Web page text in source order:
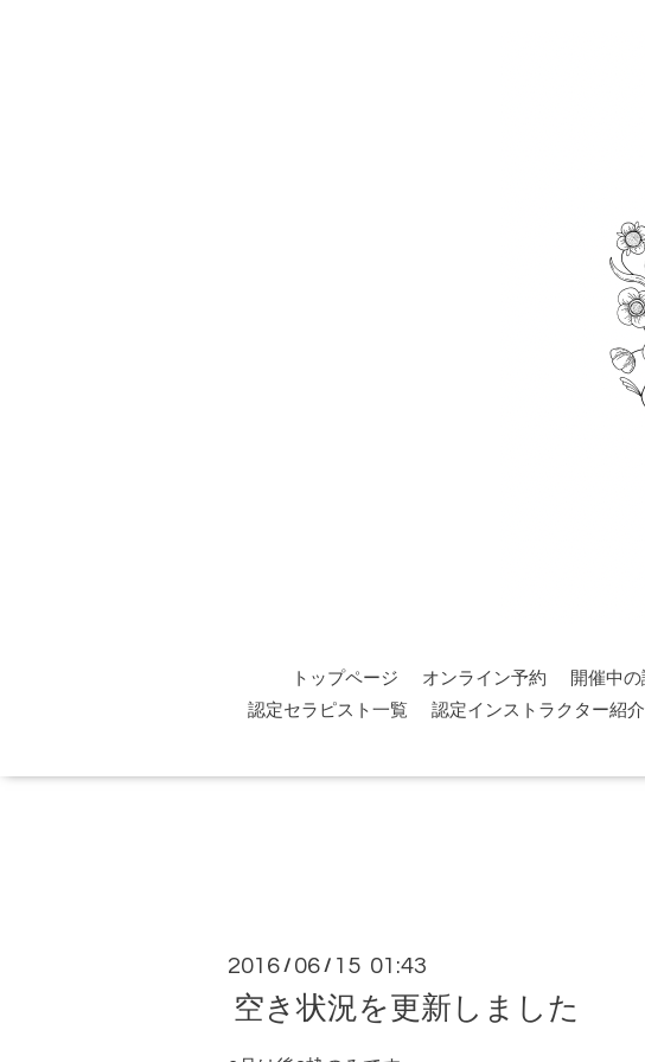
トップページ オンライン予約 開催中の
認定セラピスト一覧
認定インストラクター紹介
2016 / 06 / 15 01:43
空き状況を更新しました